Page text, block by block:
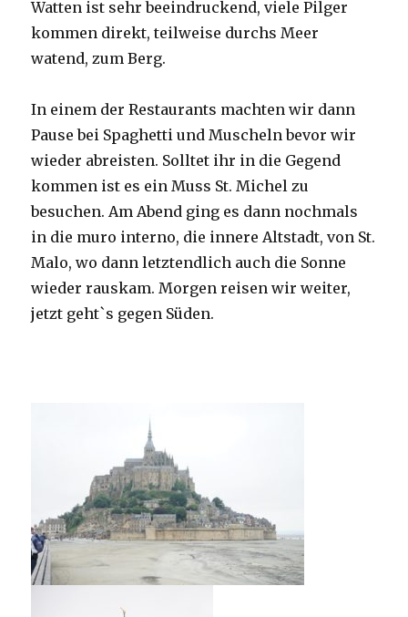
Watten ist sehr beeindruckend, viele Pilger
kommen direkt, teilweise durchs Meer
watend, zum Berg.
In einem der Restaurants machten wir dann
Pause bei Spaghetti und Muscheln bevor wir
wieder abreisten. Solltet ihr in die Gegend
kommen ist es ein Muss St. Michel zu
besuchen. Am Abend ging es dann nochmals
in die muro interno, die innere Altstadt, von St.
Malo, wo dann letztendlich auch die Sonne
wieder rauskam. Morgen reisen wir weiter,
jetzt geht`s gegen Süden.